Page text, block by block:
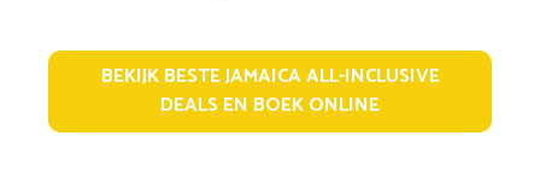
BEKIJK BESTE JAMAICA ALL-INCLUSIVE
DEALS EN BOEK ONLINE